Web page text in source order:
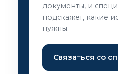
документы, и
подскажет, какие
нужны.
Связаться со